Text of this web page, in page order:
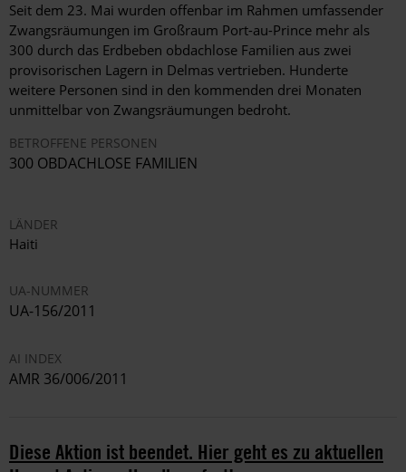
Seit dem 23. Mai wurden offenbar im Rahmen umfassender
Zwangsräumungen im Großraum Port-au-Prince mehr als
300 durch das Erdbeben obdachlose Familien aus zwei
provisorischen Lagern in Delmas vertrieben. Hunderte
weitere Personen sind in den kommenden drei Monaten
unmittelbar von Zwangsräumungen bedroht.
BETROFFENE PERSONEN
300 OBDACHLOSE FAMILIEN
LÄNDER
Haiti
UA-NUMMER
UA-156/2011
AI INDEX
AMR 36/006/2011
Diese Aktion ist beendet. Hier geht es zu aktuellen